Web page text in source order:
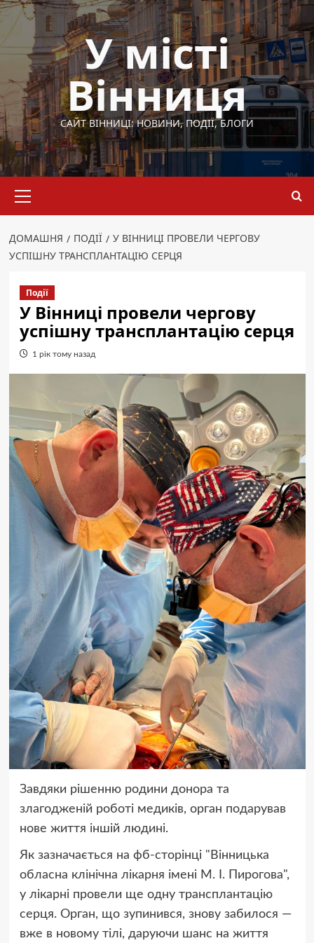
Перейти
до
вмісту
У місті
Вінниця
САЙТ ВІННИЦІ: НОВИНИ, ПОДІЇ, БЛОГИ
меню
ДОМАШНЯ ПОДІЇ
У ВІННИЦІ ПРОВЕЛИ ЧЕРГОВУ
УСПІШНУ ТРАНСПЛАНТАЦІЮ СЕРЦЯ
Події
У Вінниці провели чергову
успішну трансплантацію серця
1 рік тому назад
Завдяки рішенню родини донора та
злагодженій роботі медиків, орган подарував
нове життя іншій людині.
Як зазначається на фб-сторінці "Вінницька
обласна клінічна лікарня імені М. І. Пирогова",
у лікарні провели ще одну трансплантацію
серця. Орган, що зупинився, знову забилося —
вже в новому тілі, даруючи шанс на життя